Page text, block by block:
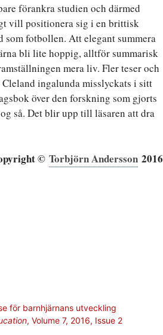
förankra studien och därmed
vill positionera sig i en brittisk
fotbollen. Att elegant summera
bli lite hoppig, alltför summarisk
mera liv. Fler teser och
ingalunda misslyckats i sitt
över den forskning som gjorts
så. Det blir upp till läsaren att dra
© Torbjörn Andersson 2016
för barnhjärnans utveckling
, Volume 7, 2016, Issue 2